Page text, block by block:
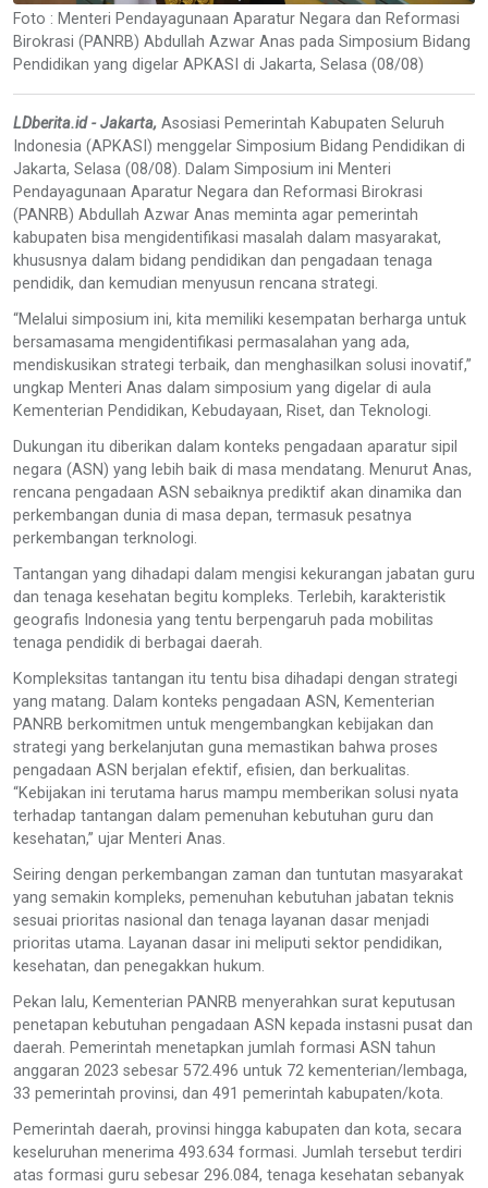
Foto : Menteri Pendayagunaan Aparatur Negara dan Reformasi
Birokrasi (PANRB) Abdullah Azwar Anas pada Simposium Bidang
Pendidikan yang digelar APKASI di Jakarta, Selasa (08/08)
LDberita.id - Jakarta, Asosiasi Pemerintah Kabupaten Seluruh
Indonesia (APKASI) menggelar Simposium Bidang Pendidikan di
Jakarta, Selasa (08/08). Dalam Simposium ini Menteri
Pendayagunaan Aparatur Negara dan Reformasi Birokrasi
(PANRB) Abdullah Azwar Anas meminta agar pemerintah
kabupaten bisa mengidentifikasi masalah dalam masyarakat,
khususnya dalam bidang pendidikan dan pengadaan tenaga
pendidik, dan kemudian menyusun rencana strategi.
“Melalui simposium ini, kita memiliki kesempatan berharga untuk
bersamasama mengidentifikasi permasalahan yang ada,
mendiskusikan strategi terbaik, dan menghasilkan solusi inovatif,”
ungkap Menteri Anas dalam simposium yang digelar di aula
Kementerian Pendidikan, Kebudayaan, Riset, dan Teknologi.
Dukungan itu diberikan dalam konteks pengadaan aparatur sipil
negara (ASN) yang lebih baik di masa mendatang. Menurut Anas,
rencana pengadaan ASN sebaiknya prediktif akan dinamika dan
perkembangan dunia di masa depan, termasuk pesatnya
perkembangan terknologi.
Tantangan yang dihadapi dalam mengisi kekurangan jabatan guru
dan tenaga kesehatan begitu kompleks. Terlebih, karakteristik
geografis Indonesia yang tentu berpengaruh pada mobilitas
tenaga pendidik di berbagai daerah.
Kompleksitas tantangan itu tentu bisa dihadapi dengan strategi
yang matang. Dalam konteks pengadaan ASN, Kementerian
PANRB berkomitmen untuk mengembangkan kebijakan dan
strategi yang berkelanjutan guna memastikan bahwa proses
pengadaan ASN berjalan efektif, efisien, dan berkualitas.
“Kebijakan ini terutama harus mampu memberikan solusi nyata
terhadap tantangan dalam pemenuhan kebutuhan guru dan
kesehatan,” ujar Menteri Anas.
Seiring dengan perkembangan zaman dan tuntutan masyarakat
yang semakin kompleks, pemenuhan kebutuhan jabatan teknis
sesuai prioritas nasional dan tenaga layanan dasar menjadi
prioritas utama. Layanan dasar ini meliputi sektor pendidikan,
kesehatan, dan penegakkan hukum.
Pekan lalu, Kementerian PANRB menyerahkan surat keputusan
penetapan kebutuhan pengadaan ASN kepada instasni pusat dan
daerah. Pemerintah menetapkan jumlah formasi ASN tahun
anggaran 2023 sebesar 572.496 untuk 72 kementerian/lembaga,
33 pemerintah provinsi, dan 491 pemerintah kabupaten/kota.
Pemerintah daerah, provinsi hingga kabupaten dan kota, secara
keseluruhan menerima 493.634 formasi. Jumlah tersebut terdiri
atas formasi guru sebesar 296.084, tenaga kesehatan sebanyak